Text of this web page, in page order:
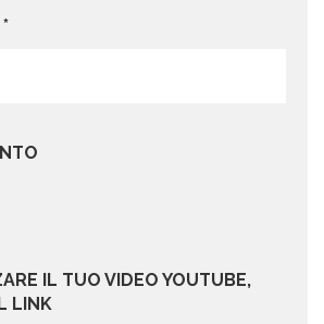
IL TUO VIDEO YOUTUBE,
LINK